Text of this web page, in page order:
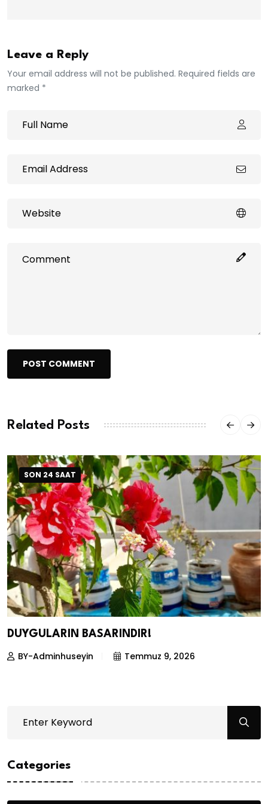
Leave a Reply
Your email address will not be published. Required fields are
marked *
POST COMMENT
Related Posts
SON 24 SAAT
DUYGULARIN BASARINDIR!
BY-Adminhuseyin Temmuz 9, 2026
Categories